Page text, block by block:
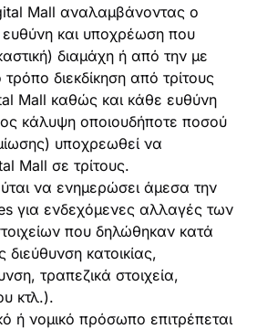
Mall αναλαμβάνοντας ο
ευθύνη και υποχρέωση που
διαμάχη ή από την με
διεκδίκηση από τρίτους
Mall καθώς και κάθε ευθύνη
κάλυψη οποιουδήποτε ποσού
υποχρεωθεί να
Mall σε τρίτους.
να ενημερώσει άμεσα την
για ενδεχόμενες αλλαγές των
που δηλώθηκαν κατά
κατοικίας,
τραπεζικά στοιχεία,
κτλ.).
ή νομικό πρόσωπο επιτρέπεται